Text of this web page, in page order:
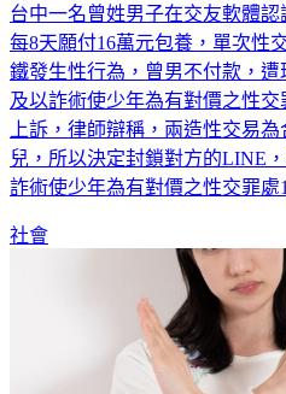
台中一名曾姓男子在交友軟體
每8天願付16萬元包養，單次性
鐵發生性行為，曾男不付款，
及以詐術使少年為有對價之性
上訴，律師辯稱，兩造性交易
兒，所以決定封鎖對方的LINE
詐術使少年為有對價之性交罪處
社會